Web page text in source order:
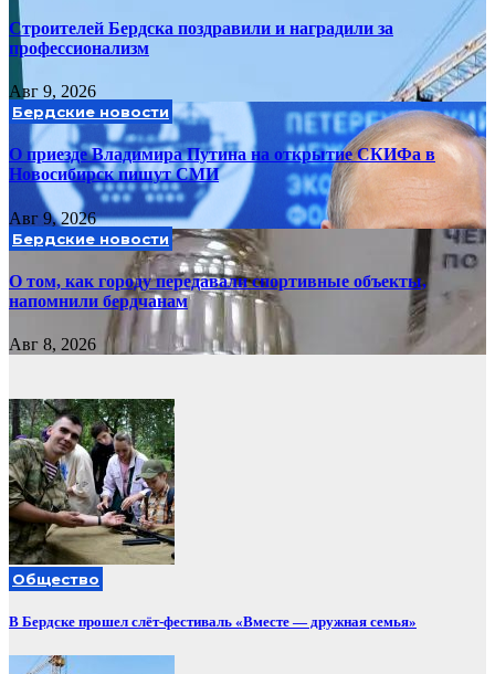
Строителей Бердска поздравили и наградили за
профессионализм
Авг 9, 2026
Бердские новости
О приезде Владимира Путина на открытие СКИФа в
Новосибирск пишут СМИ
Авг 9, 2026
Бердские новости
О том, как городу передавали спортивные объекты,
напомнили бердчанам
Авг 8, 2026
Общество
В Бердске прошел слёт-фестиваль «Вместе — дружная семья»